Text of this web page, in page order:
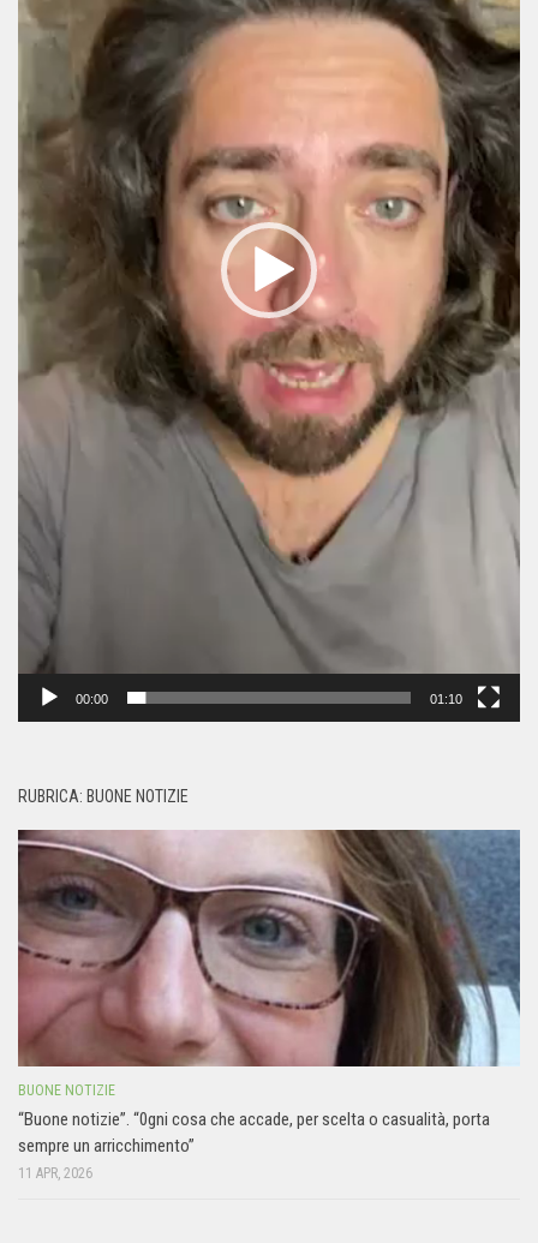
00:00 01:10
RUBRICA: BUONE NOTIZIE
BUONE NOTIZIE
“Buone notizie”. “0gni cosa che accade, per scelta o casualità, porta
sempre un arricchimento”
11 APR, 2026